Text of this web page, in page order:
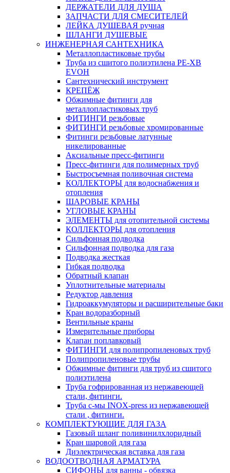
ДЕРЖАТЕЛИ ДЛЯ ДУША
ЗАПЧАСТИ ДЛЯ СМЕСИТЕЛЕЙ
ЛЕЙКА ДУШЕВАЯ ручная
ШЛАНГИ ДУШЕВЫЕ
ИНЖЕНЕРНАЯ САНТЕХНИКА
Металлопластиковые трубы
Труба из сшитого полиэтилена PE-XB
EVOH
Сантехнический инструмент
КРЕПЁЖ
Обжимные фитинги для
металлопластиковых труб
ФИТИНГИ резьбовые
ФИТИНГИ резьбовые хромированные
Фитинги резьбовые латунные
никелированные
Аксиальные пресс-фитинги
Пресс-фитинги для полимерных труб
Быстросъемная поливочная система
КОЛЛЕКТОРЫ для водоснабжения и
отопления
ШАРОВЫЕ КРАНЫ
УГЛОВЫЕ КРАНЫ
ЭЛЕМЕНТЫ для отопительной системы
КОЛЛЕКТОРЫ для отопления
Сильфонная подводка
Cильфонная подводка для газа
Подводка жесткая
Гибкая подводка
Обратный клапан
Уплотнительные материалы
Редуктор давления
Гидроаккумуляторы и расширительные баки
Кран водоразборный
Вентильные краны
Измерительные приборы
Клапан поплавковый
ФИТИНГИ для полипропиленовых труб
Полипропиленовые трубы
Обжимные фитинги для труб из сшитого
полиэтилена
Труба гофрированная из нержавеющей
стали, фитинги.
Труба с-мы INOX-press из нержавеющей
стали , фитинги.
КОМПЛЕКТУЮЩИЕ ДЛЯ ГАЗА
Газовый шланг поливинилхлоридный
Кран шаровой для газа
Диэлектрическая вставка для газа
ВОДООТВОДНАЯ АРМАТУРА
СИФОНЫ для ванны - обвязка